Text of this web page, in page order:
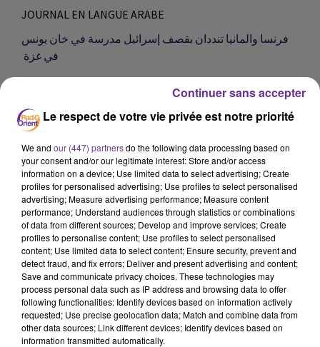
JOURNAL EN LANGUE ARABE
فرنسا والمانيا تنددان بقصف إسرائيل مدرسة في خان يونس
في غزة
قوات الاحتلال تقتحم مناطق عدة شمال وجنوبي الضفة
الغربية المحتلة
العراق يندد بتوغلات عسكرية تركية شمال البلاد
الحلف الاطلسي يدعو الصين للتوقف عن دعم روسيا والصين
ترد
الرئيس الفرنسي يخرج عن صمته بعد ثلاثة ايام من الانتخابات
التشريعية
في الرياضة بريطانيا واسبانيا في نهائيات يورو ٢٠٢٤ الاحد
0:00 17 min 43 sec
Le respect de votre vie privée est notre priorité
We and our (447) partnersdo the following data processing based on
your consent and/or our legitimate interest: Store and/or access
information on a device; Use limited data to select advertising; Create
profiles for personalised advertising; Use profiles to select personalised
advertising; Measure advertising performance; Measure content
performance; Understand audiences through statistics or combinations
of data from different sources; Develop and improve services; Create
profiles to personalise content; Use profiles to select personalised
content; Use limited data to select content; Ensure security, prevent and
detect fraud, and fix errors; Deliver and present advertising and content;
Save and communicate privacy choices. These technologies may
process personal data such as IP address and browsing data to offer
following functionalities: Identify devices based on information actively
requested; Use precise geolocation data; Match and combine data from
other data sources; Link different devices; Identify devices based on
information transmitted automatically.
Continuer sans accepter